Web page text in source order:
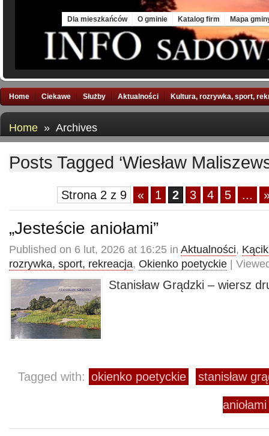
Dla mieszkańców O gminie Katalog firm Mapa
Home Ciekawe Służby Aktualności Kultura, rozrywka, sport,
Home » Archives
Posts Tagged ‘Wiesław
Strona 2 z 9 « 1 2 3 4 5 ...
„Jesteście aniołami”
Published on 6 lut, 2026 at 16:25 in Aktualności,
rozrywka, sport, rekreacja, Okienko poetyckie |
Stanisław Grądzki – wiersz
Tagged with: okienko poetyckie stanisław
aniołami